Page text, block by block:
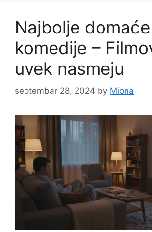
Najbolje domaće
komedije –
uvek nasmeju
septembar 28, 2024 by Miona